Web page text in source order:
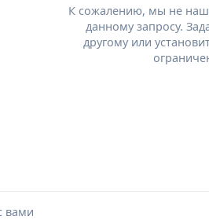
К сожалению, мы не
данному запросу.
другому или
вами